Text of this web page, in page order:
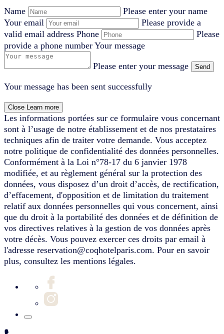
Name
Please enter your name
Your email
Please provide a
valid email address Phone
Please
provide a phone number Your message
Please enter your message Send
Your message has been sent successfully
Close Learn more
Les informations portées sur ce formulaire vous concernant
sont à l’usage de notre établissement et de nos prestataires
techniques afin de traiter votre demande. Vous acceptez
notre politique de confidentialité des données personnelles.
Conformément à la Loi n°78-17 du 6 janvier 1978
modifiée, et au règlement général sur la protection des
données, vous disposez d’un droit d’accès, de rectification,
d’effacement, d'opposition et de limitation du traitement
relatif aux données personnelles qui vous concernent, ainsi
que du droit à la portabilité des données et de définition de
vos directives relatives à la gestion de vos données après
votre décès. Vous pouvez exercer ces droits par email à
l'adresse reservation@coqhotelparis.com. Pour en savoir
plus, consultez les mentions légales.